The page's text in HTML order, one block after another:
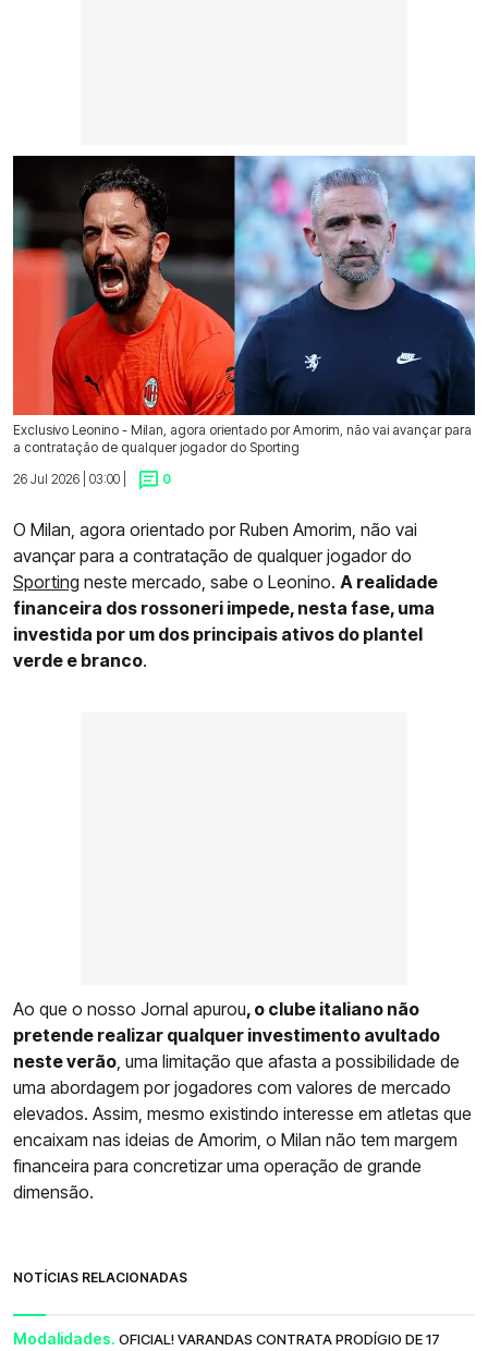
Exclusivo Leonino - Milan, agora orientado por Amorim, não vai avançar para
a contratação de qualquer jogador do Sporting
26 Jul 2026 | 03:00 |
0
O Milan, agora orientado por Ruben Amorim, não vai
avançar para a contratação de qualquer jogador do
Sporting neste mercado, sabe o Leonino. A realidade
financeira dos rossoneri impede, nesta fase, uma
investida por um dos principais ativos do plantel
verde e branco.
Ao que o nosso Jornal apurou, o clube italiano não
pretende realizar qualquer investimento avultado
neste verão , uma limitação que afasta a possibilidade de
uma abordagem por jogadores com valores de mercado
elevados. Assim, mesmo existindo interesse em atletas que
encaixam nas ideias de Amorim, o Milan não tem margem
financeira para concretizar uma operação de grande
dimensão.
NOTÍCIAS RELACIONADAS
Modalidades. OFICIAL! VARANDAS CONTRATA PRODÍGIO DE 17